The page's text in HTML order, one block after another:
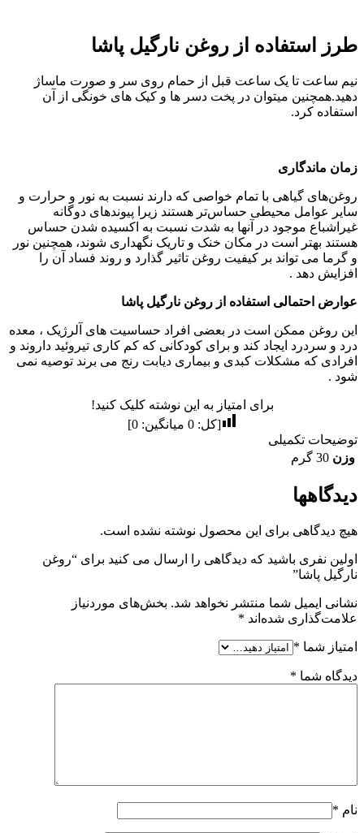
طرز استفاده از روغن نارگیل پاشا
نیم ساعت تا یک ساعت قبل از حمام روی سر و صورت ماساژ
دهید.همچنین میتوان در پخت دسر ها و کیک های خونگی از آن
استفاده کرد.
زمان ماندگاری
روغن‌های گیاهی با تمام خواصی که دارند نسبت به نور و حرارت و
سایر عوامل محیطی حساس‌تر هستند زیرا پیوندهای دوگانه
غیراشباع موجود در آنها به شدت نسبت به اکسیده شدن حساس
هستند بهتر است در مکان خنک و تاریک نگهداری شوند، همچنین نور
و گرما می تواند بر کیفیت روغن تاثیر گذارد و روند فساد آن را
افزایش دهد .
عوارض احتمالی استفاده از روغن نارگیل پاشا
این روغن ممکن است در بعضی افراد حساسیت های آلرژیک ، معده
درد و سردرد ایجاد کند و برای کودکانی که کم کاری تیروئید داروند و
افرادی که مشکلات کبدی و بیماری دیابت رنج می برند توصیه نمی
شود .
برای امتیاز به این نوشته کلیک کنید!
[کل:0 میانگین:0
]
توضیحات تکمیلی
وزن 30 گرم
دیدگاهها
هیچ دیدگاهی برای این محصول نوشته نشده است.
اولین نفری باشید که دیدگاهی را ارسال می کنید برای “روغن
نارگیل پاشا”
نشانی ایمیل شما منتشر نخواهد شد. بخش‌های موردنیاز
علامت‌گذاری شده‌اند *
امتیاز شما *
دیدگاه شما *
نام *